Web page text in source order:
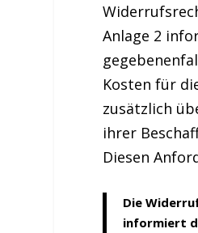
Anlage 2
Kosten für
zusätzlich
ihrer
Diesen
Die
informiert